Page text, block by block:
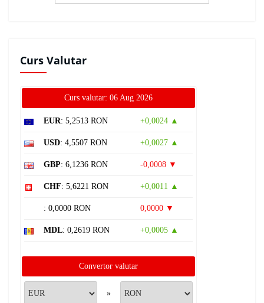
Curs Valutar
Curs valutar: 06 Aug 2026
EUR: 5,2513 RON +0,0024 ▲
USD: 4,5507 RON +0,0027 ▲
GBP: 6,1236 RON -0,0008 ▼
CHF: 5,6221 RON +0,0011 ▲
: 0,0000 RON 0,0000 ▼
MDL: 0,2619 RON +0,0005 ▲
Convertor valutar
»